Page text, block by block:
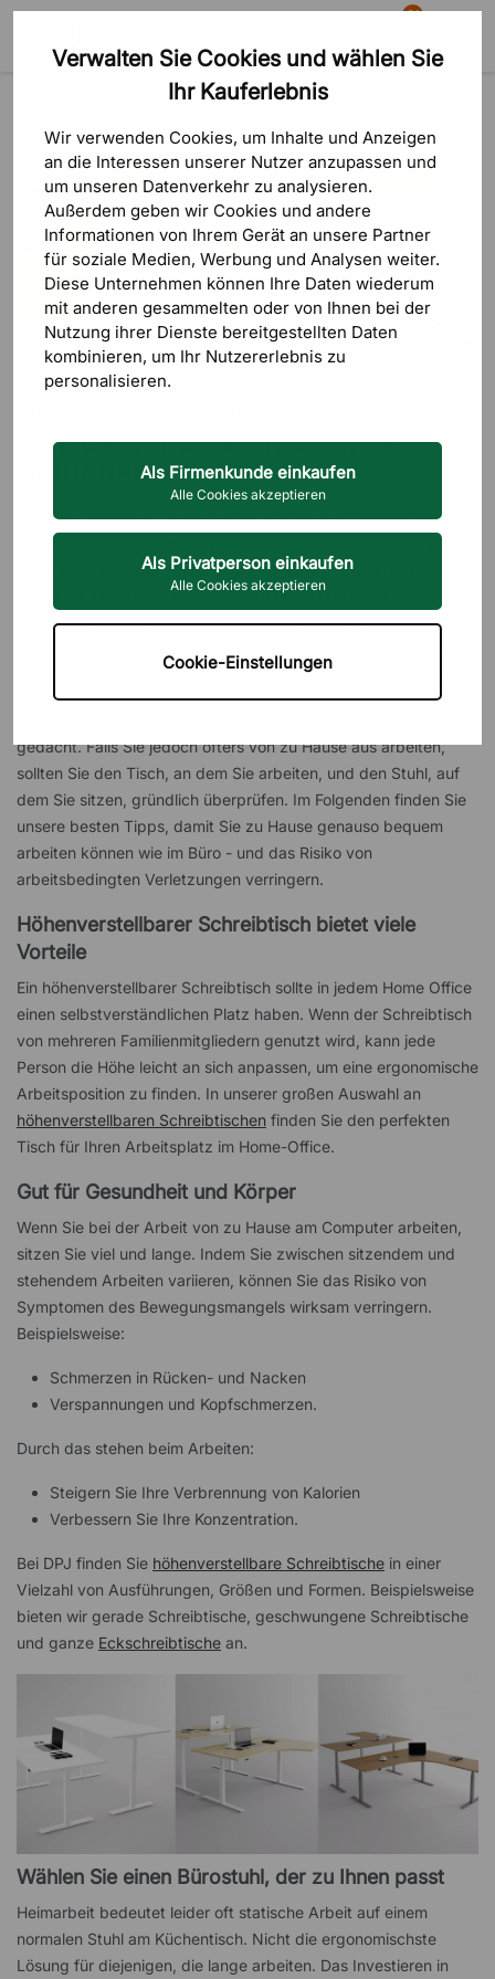
Verwalten Sie Cookies und wählen Sie
Ihr Kauferlebnis
Wir verwenden Cookies, um Inhalte und Anzeigen
an die Interessen unserer Nutzer anzupassen und
um unseren Datenverkehr zu analysieren.
Außerdem geben wir Cookies und andere
Informationen von Ihrem Gerät an unsere Partner
für soziale Medien, Werbung und Analysen weiter.
Diese Unternehmen können Ihre Daten wiederum
mit anderen gesammelten oder von Ihnen bei der
Nutzung ihrer Dienste bereitgestellten Daten
kombinieren, um Ihr Nutzererlebnis zu
personalisieren.
Als Firmenkunde einkaufen
Alle Cookies akzeptieren
Als Privatperson einkaufen
Alle Cookies akzeptieren
Cookie-Einstellungen
Suche
81
Warenkorb
was Sie für Ihr Home Office
brauchen
Arbeiten Sie einige Tage in der Woche von zu Hause aus, oder
sitzen Sie abends und am Wochenende oft vor dem Computer?
Dann ist es besonders wichtig, ein gut ausgestattetes Home
Office mit Möbeln zu haben, die zu Ihnen und Ihren
Bedürfnissen passen. Mit einem höhenverstellbaren
Grundstein für ein ergonomisches Arbeitsumfeld in Ihrem Heim.
gedacht. Falls Sie jedoch öfters von zu Hause aus arbeiten,
sollten Sie den Tisch, an dem Sie arbeiten, und den Stuhl, auf
dem Sie sitzen, gründlich überprüfen. Im Folgenden finden Sie
unsere besten Tipps, damit Sie zu Hause genauso bequem
arbeiten können wie im Büro - und das Risiko von
arbeitsbedingten Verletzungen verringern.
Höhenverstellbarer Schreibtisch bietet viele
Vorteile
Ein höhenverstellbarer Schreibtisch sollte in jedem Home Office
einen selbstverständlichen Platz haben. Wenn der Schreibtisch
von mehreren Familienmitgliedern genutzt wird, kann jede
Person die Höhe leicht an sich anpassen, um eine ergonomische
Arbeitsposition zu finden. In unserer großen Auswahl an
höhenverstellbaren Schreibtischen finden Sie den perfekten
Tisch für Ihren Arbeitsplatz im Home-Office.
Gut für Gesundheit und Körper
Wenn Sie bei der Arbeit von zu Hause am Computer arbeiten,
sitzen Sie viel und lange. Indem Sie zwischen sitzendem und
stehendem Arbeiten variieren, können Sie das Risiko von
Symptomen des Bewegungsmangels wirksam verringern.
Beispielsweise:
Schmerzen in Rücken- und Nacken
Verspannungen und Kopfschmerzen.
Durch das stehen beim Arbeiten:
Steigern Sie Ihre Verbrennung von Kalorien
Verbessern Sie Ihre Konzentration.
Bei DPJ finden Sie höhenverstellbare Schreibtische in einer
Vielzahl von Ausführungen, Größen und Formen. Beispielsweise
bieten wir gerade Schreibtische, geschwungene Schreibtische
und ganze Eckschreibtische an.
Wählen Sie einen Bürostuhl, der zu Ihnen passt
Heimarbeit bedeutet leider oft statische Arbeit auf einem
normalen Stuhl am Küchentisch. Nicht die ergonomischste
Lösung für diejenigen, die lange arbeiten. Das Investieren in